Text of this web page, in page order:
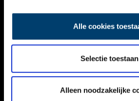
Alle cookies
Selectie toestaan
Alleen noodzakelijke
TOEGANKELIJKHEID
Volg ONH op social media